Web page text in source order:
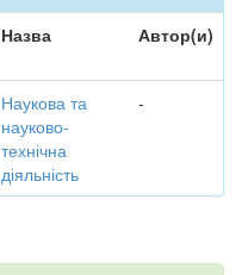
Назва Автор(и)
Наукова та
науково-
технічна
діяльність
-